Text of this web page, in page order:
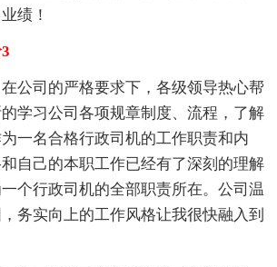
绩！
公司的严格要求下，各级领导热心帮
学习公司各项规章制度、流程，了解
一名合格行政司机的工作职责和内
自己的本职工作已经有了深刻的理解
个行政司机的全部职责所在。公司温
务实向上的工作风格让我很快融入到